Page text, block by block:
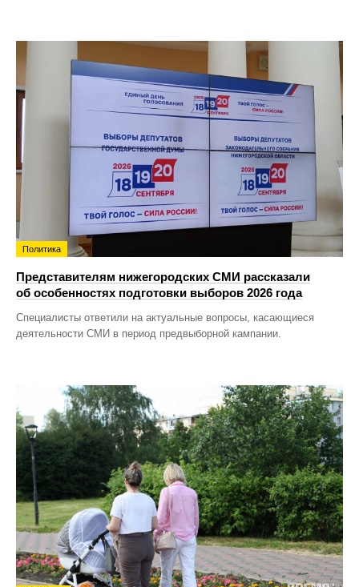
Политика
Представителям нижегородских СМИ рассказали
об особенностях подготовки выборов 2026 года
Специалисты ответили на актуальные вопросы, касающиеся
деятельности СМИ в период предвыборной кампании.